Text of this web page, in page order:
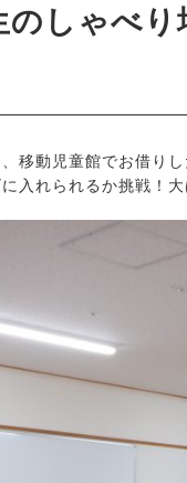
しゃべり
移動児童館でお借り
入れられるか挑戦！